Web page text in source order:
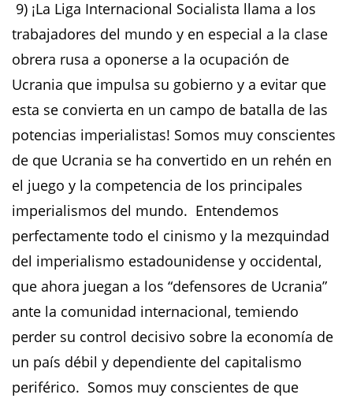
9) ¡La Liga Internacional Socialista llama a los
trabajadores del mundo y en especial a la clase
obrera rusa a oponerse a la ocupación de
Ucrania que impulsa su gobierno y a evitar que
esta se convierta en un campo de batalla de las
potencias imperialistas! Somos muy conscientes
de que Ucrania se ha convertido en un rehén en
el juego y la competencia de los principales
imperialismos del mundo. Entendemos
perfectamente todo el cinismo y la mezquindad
del imperialismo estadounidense y occidental,
que ahora juegan a los “defensores de Ucrania”
ante la comunidad internacional, temiendo
perder su control decisivo sobre la economía de
un país débil y dependiente del capitalismo
periférico. Somos muy conscientes de que